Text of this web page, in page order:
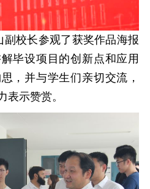
副校长参观了获奖作品海报
毕设项目的创新点和应用
，并与学生们亲切交流，
表示赞赏。